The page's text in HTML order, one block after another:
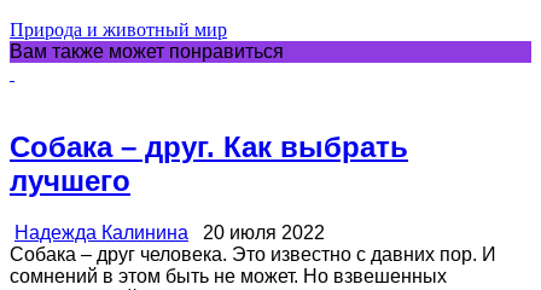
Природа и животный мир
Вам также может понравиться
Собака – друг. Как выбрать
лучшего
Надежда Калинина 20 июля 2022
Собака – друг человека. Это известно с давних пор. И
сомнений в этом быть не может. Но взвешенных